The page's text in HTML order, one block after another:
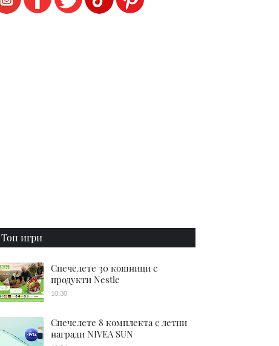
Топ игри
Спечелете 30 кошници с
продукти Nestle
10:30
Спечелете 8 комплекта с летни
награди NIVEA SUN